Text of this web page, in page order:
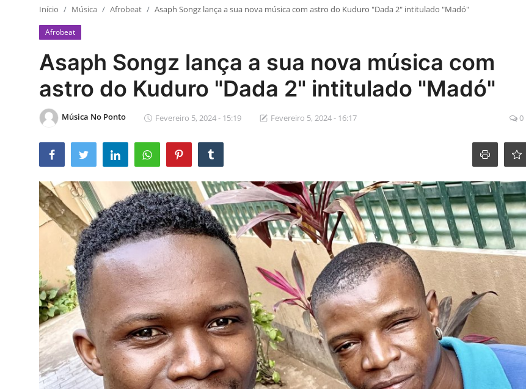
Início Música Afrobeat Asaph Songz lança a sua nova música com astro do Kuduro "Dada 2" intitulado "Madó"
Afrobeat
Asaph Songz lança a sua nova música com
astro do Kuduro "Dada 2" intitulado "Madó"
Música No Ponto Fevereiro 5, 2024 - 15:19 Fevereiro 5, 2024 - 16:17 0